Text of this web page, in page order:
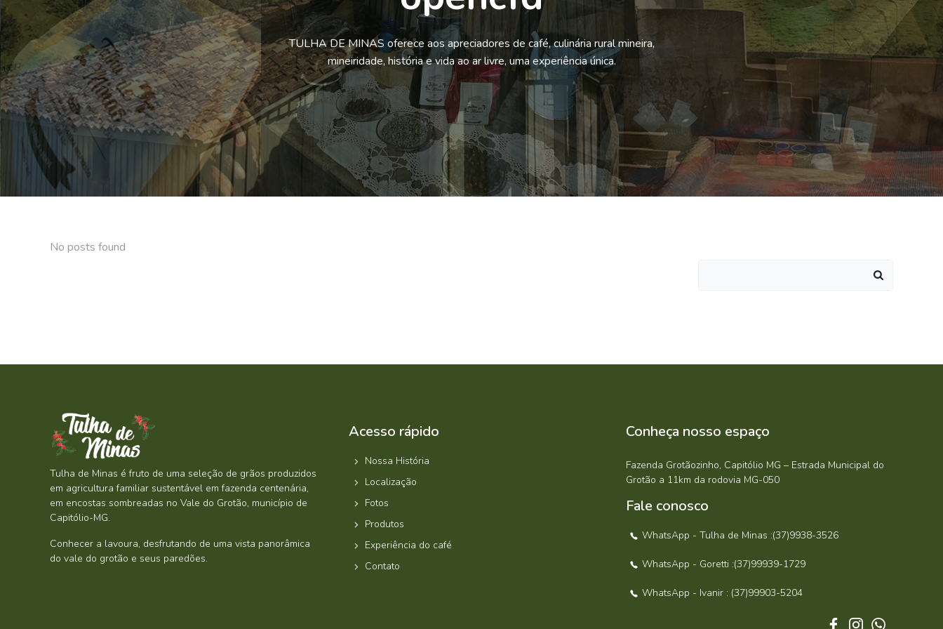
TULHA DE MINAS oferece aos apreciadores de café, culinária rural mineira,
mineiridade, história e vida ao ar livre, uma experiência única.
No posts found
Tulha de Minas é fruto de uma seleção de grãos produzidos
em agricultura familiar sustentável em fazenda centenária,
em encostas sombreadas no Vale do Grotão, município de
Capitólio-MG.
Conhecer a lavoura, desfrutando de uma vista panorâmica
do vale do grotão e seus paredões.
Acesso rápido
Nossa História
Localização
Fotos
Produtos
Experiência do café
Contato
Conheça nosso espaço
Fazenda Grotãozinho, Capitólio MG – Estrada Municipal do
Grotão a 11km da rodovia MG-050
Fale conosco
WhatsApp - Tulha de Minas :(37)9938-3526
WhatsApp - Goretti :(37)99939-1729
WhatsApp - Ivanir : (37)99903-5204